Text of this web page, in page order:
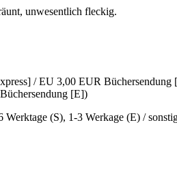
unwesentlich fleckig.
/ EU 3,00 EUR
[E])
(S), 1-3 Werkage (E) /